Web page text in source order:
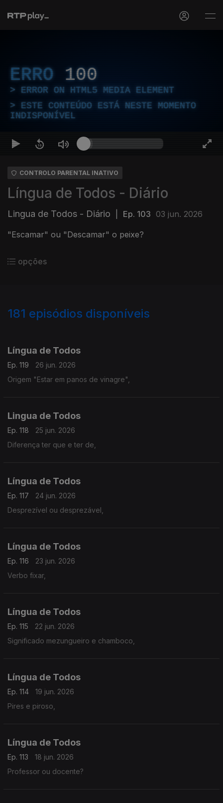
ERRO 100
ERROR ON HTML5 MEDIA ELEMENT
ESTE CONTEÚDO ESTÁ NESTE MOMENTO
INDISPONÍVEL
CONTROLO PARENTAL INATIVO
Língua de Todos - Diário
Lingua de Todos - Diário Ep. 103 03 jun. 2026
"Escamar" ou "Descamar" o peixe?
opções
181 episódios disponíveis
Língua de Todos
Ep. 119
26 jun. 2026
Origem "Estar em panos de vinagre",
Lingua de Todos
Ep. 118
25 jun. 2026
Diferença ter que e ter de,
Língua de Todos
Ep. 117
24 jun. 2026
Desprezível ou desprezável,
Língua de Todos
Ep. 116
23 jun. 2026
Verbo fixar,
Língua de Todos
Ep. 115
22 jun. 2026
Significado mezungueiro e chamboco,
Língua de Todos
Ep. 114
19 jun. 2026
Pires e piroso,
Língua de Todos
Ep. 113
18 jun. 2026
Professor ou docente?